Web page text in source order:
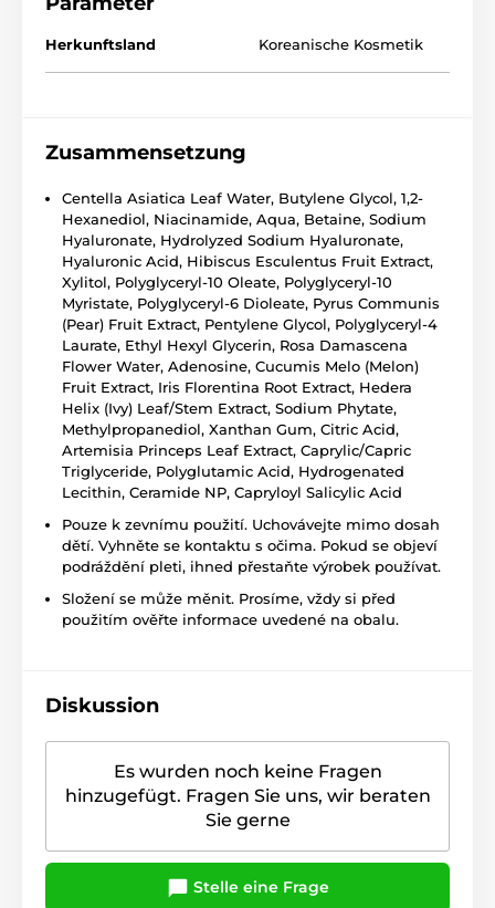
Herkunftsland Koreanische Kosmetik
Zusammensetzung
Centella Asiatica Leaf Water, Butylene Glycol, 1,2-
Hexanediol, Niacinamide, Aqua, Betaine, Sodium
Hyaluronate, Hydrolyzed Sodium Hyaluronate,
Hyaluronic Acid, Hibiscus Esculentus Fruit Extract,
Xylitol, Polyglyceryl-10 Oleate, Polyglyceryl-10
Myristate, Polyglyceryl-6 Dioleate, Pyrus Communis
(Pear) Fruit Extract, Pentylene Glycol, Polyglyceryl-4
Laurate, Ethyl Hexyl Glycerin, Rosa Damascena
Flower Water, Adenosine, Cucumis Melo (Melon)
Fruit Extract, Iris Florentina Root Extract, Hedera
Helix (Ivy) Leaf/Stem Extract, Sodium Phytate,
Methylpropanediol, Xanthan Gum, Citric Acid,
Artemisia Princeps Leaf Extract, Caprylic/Capric
Triglyceride, Polyglutamic Acid, Hydrogenated
Lecithin, Ceramide NP, Capryloyl Salicylic Acid
Pouze k zevnímu použití. Uchovávejte mimo dosah
dětí. Vyhněte se kontaktu s očima. Pokud se objeví
podráždění pleti, ihned přestaňte výrobek používat.
Složení se může měnit. Prosíme, vždy si před
použitím ověřte informace uvedené na obalu.
Diskussion
Es wurden noch keine Fragen
hinzugefügt. Fragen Sie uns, wir beraten
Sie gerne
Stelle eine Frage